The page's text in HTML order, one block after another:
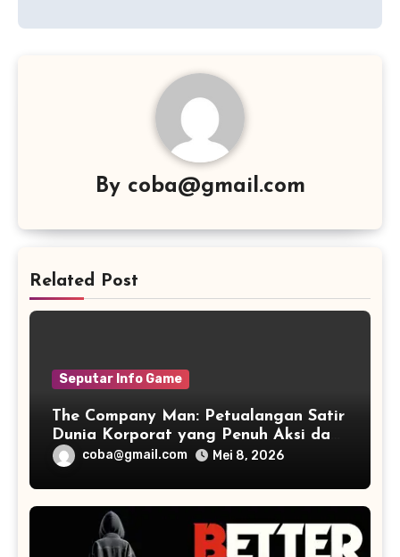
By coba@gmail.com
Related Post
Seputar Info Game
The Company Man: Petualangan Satir
Dunia Korporat yang Penuh Aksi dan
Humorcoba@gmail.com Mei 8, 2026